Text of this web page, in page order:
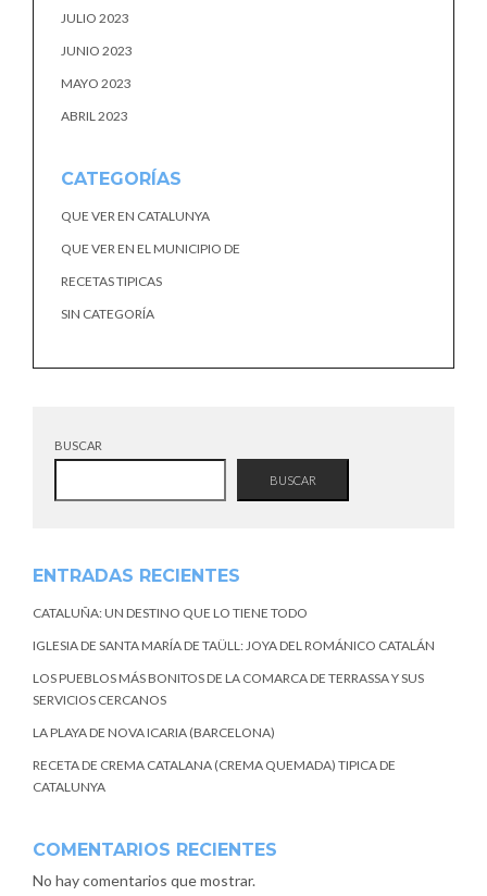
JULIO 2023
JUNIO 2023
MAYO 2023
ABRIL 2023
CATEGORÍAS
QUE VER EN CATALUNYA
QUE VER EN EL MUNICIPIO DE
RECETAS TIPICAS
SIN CATEGORÍA
BUSCAR
BUSCAR
ENTRADAS RECIENTES
CATALUÑA: UN DESTINO QUE LO TIENE TODO
IGLESIA DE SANTA MARÍA DE TAÜLL: JOYA DEL ROMÁNICO CATALÁN
LOS PUEBLOS MÁS BONITOS DE LA COMARCA DE TERRASSA Y SUS
SERVICIOS CERCANOS
LA PLAYA DE NOVA ICARIA (BARCELONA)
RECETA DE CREMA CATALANA (CREMA QUEMADA) TIPICA DE
CATALUNYA
COMENTARIOS RECIENTES
No hay comentarios que mostrar.